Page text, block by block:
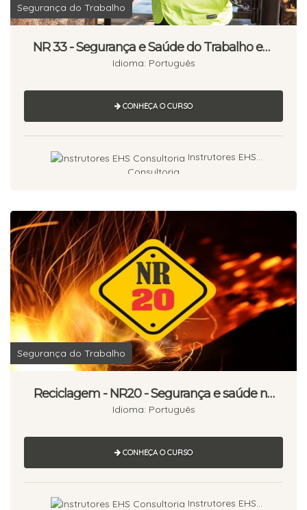
Segurança do Trabalho
NR 33 - Segurança e Saúde do Trabalho em
Espaço Confinado - 40h
Idioma: Português
CONHEÇA O CURSO
Instrutores EHS
Consultoria
Segurança do Trabalho
Reciclagem - NR20 - Segurança e saúde no
trabalho com inflamáveis e combustíveis
Idioma: Português
CONHEÇA O CURSO
Instrutores EHS